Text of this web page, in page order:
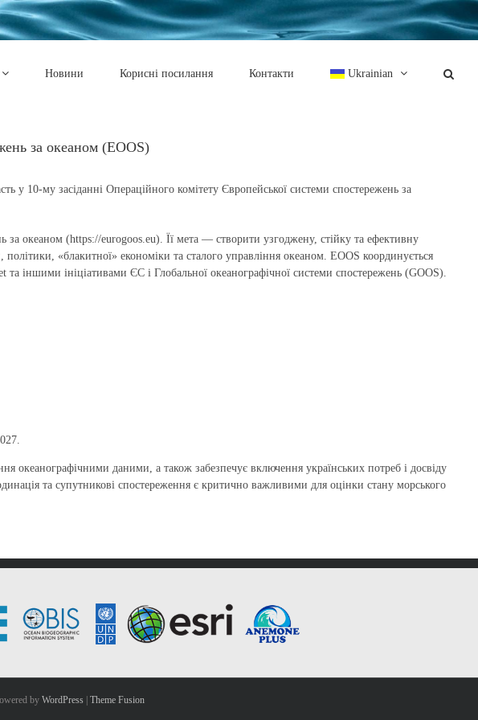
Новини Корисні посилання Контакти Ukrainian
за океаном (EOOS)
у 10-му засіданні Операційного комітету Європейської системи спостережень за
за океаном (https://eurogoos.eu). Її мета — створити узгоджену, стійку та ефективну
«блакитної» економіки та сталого управління океаном. EOOS координується
іншими ініціативами ЄС і Глобальної океанографічної системи спостережень (GOOS).
океанографічними даними, а також забезпечує включення українських потреб і досвіду
та супутникові спостереження є критично важливими для оцінки стану морського
by WordPress| Theme Fusion